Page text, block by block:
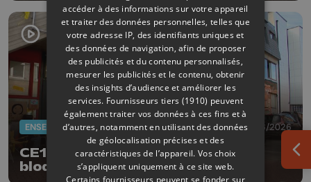
ENSEIGNEMENT 17/06/2026
CE1D, CESS : les manifestants
bloquent les dépôts
accéder à des informations sur votre appareil
et traiter des données personnelles, telles que
votre adresse IP, des identifiants uniques et
des données de navigation, afin de proposer
des publicités et du contenu personnalisés,
mesurer les publicités et le contenu, obtenir
des insights d’audience et améliorer les
services. Fournisseurs tiers (1910) peuvent
également traiter vos données à ces fins et à
d’autres, notamment en utilisant des données
de géolocalisation précises et des
caractéristiques de l’appareil. Vos choix
s’appliquent uniquement à ce site web.
Certains fournisseurs peuvent se fonder sur